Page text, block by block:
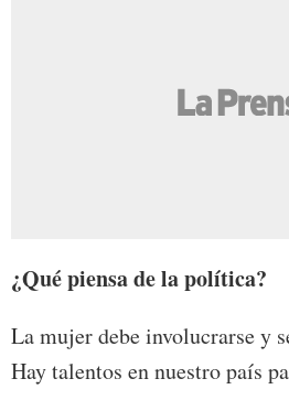
¿Qué piensa de la política?
La mujer debe involucrarse y
Hay talentos en nuestro país